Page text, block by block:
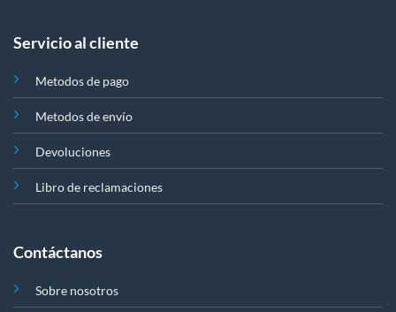
Servicio al cliente
Metodos de pago
Metodos de envío
Devoluciones
Libro de reclamaciones
Contáctanos
Sobre nosotros